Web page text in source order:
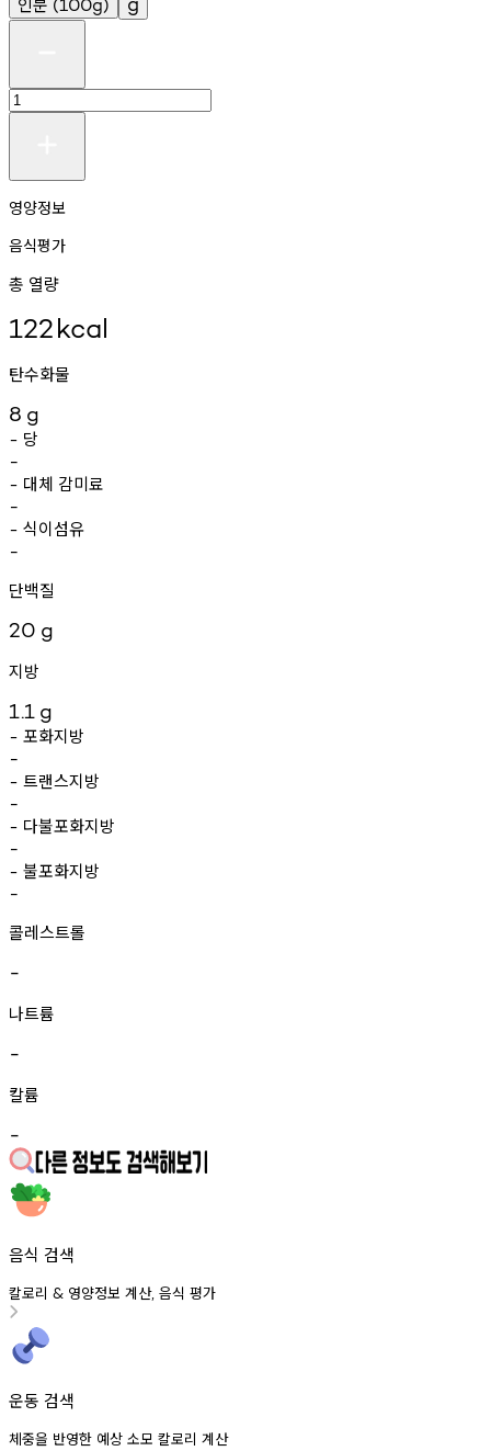
(100g)
영양정보
음식평가
총 열량
122kcal
탄수화물
8 g
- 당
-
- 대체 감미료
-
- 식이섬유
-
단백질
20 g
지방
1.1 g
- 포화지방
-
- 트랜스지방
-
- 다불포화지방
-
- 불포화지방
-
콜레스트롤
-
나트륨
-
칼륨
-
음식 검색
칼로리 & 영양정보 계산, 음식 평가
운동 검색
체중을 반영한 예상 소모 칼로리 계산